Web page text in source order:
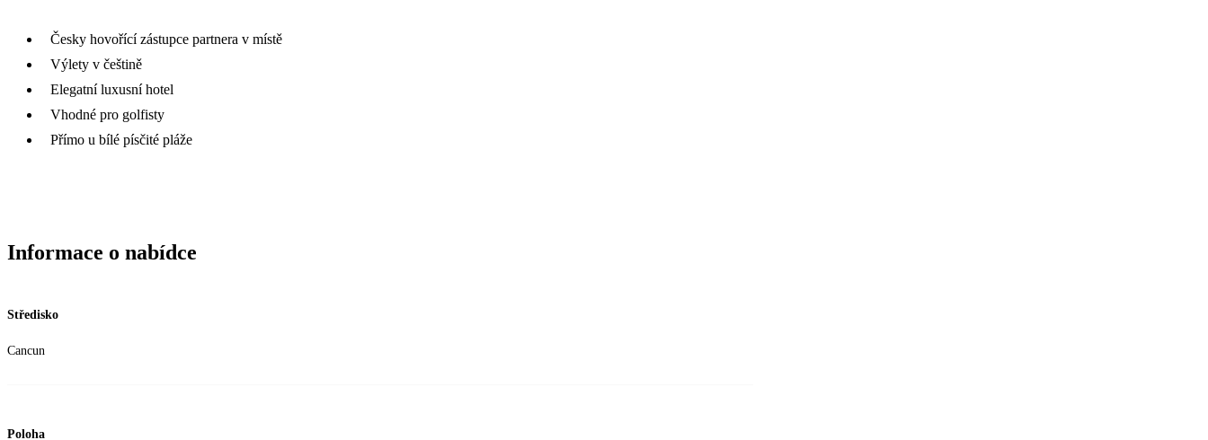
Česky hovořící zástupce partnera v místě
Výlety v češtině
Elegatní luxusní hotel
Vhodné pro golfisty
Přímo u bílé písčité pláže
Informace o nabídce
Středisko
Cancun
Poloha